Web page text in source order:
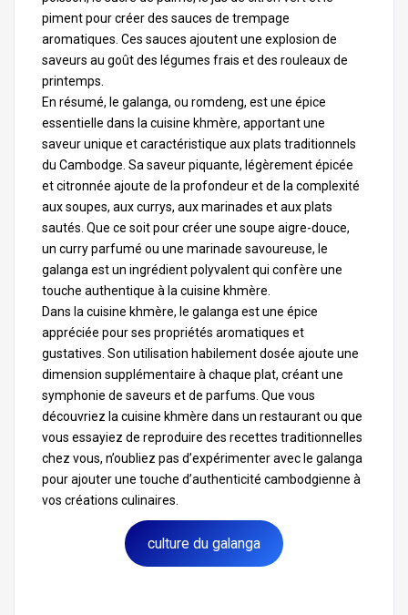
piment pour créer des sauces de trempage
aromatiques. Ces sauces ajoutent une explosion de
saveurs au goût des légumes frais et des rouleaux de
printemps.
En résumé, le galanga, ou romdeng, est une épice
essentielle dans la cuisine khmère, apportant une
saveur unique et caractéristique aux plats traditionnels
du Cambodge. Sa saveur piquante, légèrement épicée
et citronnée ajoute de la profondeur et de la complexité
aux soupes, aux currys, aux marinades et aux plats
sautés. Que ce soit pour créer une soupe aigre-douce,
un curry parfumé ou une marinade savoureuse, le
galanga est un ingrédient polyvalent qui confère une
touche authentique à la cuisine khmère.
Dans la cuisine khmère, le galanga est une épice
appréciée pour ses propriétés aromatiques et
gustatives. Son utilisation habilement dosée ajoute une
dimension supplémentaire à chaque plat, créant une
symphonie de saveurs et de parfums. Que vous
découvriez la cuisine khmère dans un restaurant ou que
vous essayiez de reproduire des recettes traditionnelles
chez vous, n’oubliez pas d’expérimenter avec le galanga
pour ajouter une touche d’authenticité cambodgienne à
vos créations culinaires.
culture du galanga